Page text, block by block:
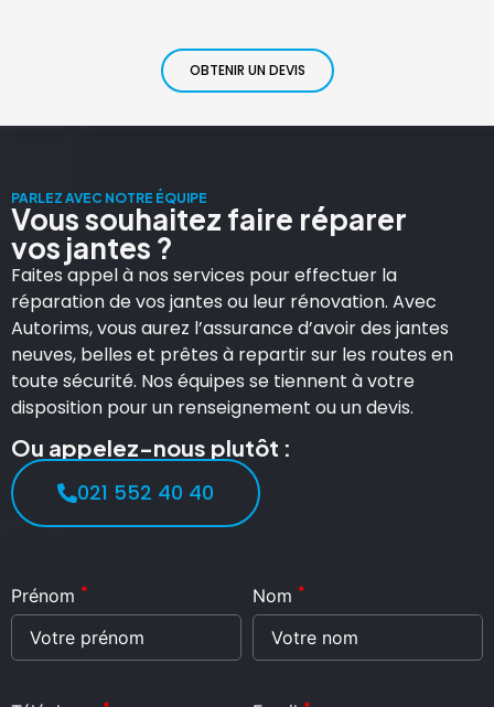
OBTENIR UN DEVIS
PARLEZ AVEC NOTRE ÉQUIPE
Vous souhaitez faire réparer
vos jantes ?
Faites appel à nos services pour effectuer la
réparation de vos jantes ou leur rénovation. Avec
Autorims, vous aurez l’assurance d’avoir des jantes
neuves, belles et prêtes à repartir sur les routes en
toute sécurité. Nos équipes se tiennent à votre
disposition pour un renseignement ou un devis.
Ou appelez-nous plutôt :
021 552 40 40
Prénom * Nom *